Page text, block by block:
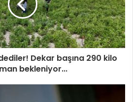
Dekar başına 290 kilo
bekleniyor...